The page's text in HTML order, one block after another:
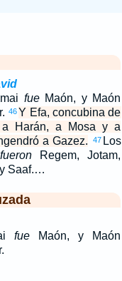
fueMaón, y Maón
46Y Efa, concubina de
Harán, a Mosa y a
a Gazez.
47 Los
fueron Regem, Jotam,
Saaf.…
fue Maón, y Maón